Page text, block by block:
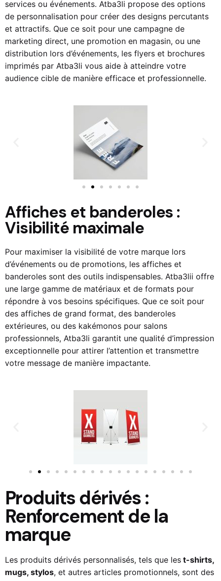
services ou événements. Atba3li propose des options
de personnalisation pour créer des designs percutants
et attractifs. Que ce soit pour une campagne de
marketing direct, une promotion en magasin, ou une
distribution lors d’événements, les flyers et brochures
imprimés par Atba3li vous aide à atteindre votre
audience cible de manière efficace et professionnelle.
Affiches et banderoles :
Visibilité maximale
Pour maximiser la visibilité de votre marque lors
d’événements ou de promotions, les affiches et
banderoles sont des outils indispensables. Atba3lii offre
une large gamme de matériaux et de formats pour
répondre à vos besoins spécifiques. Que ce soit pour
des affiches de grand format, des banderoles
extérieures, ou des kakémonos pour salons
professionnels, Atba3li garantit une qualité d’impression
exceptionnelle pour attirer l’attention et transmettre
votre message de manière impactante.
Produits dérivés :
Renforcement de la
marque
Les produits dérivés personnalisés, tels que les t-shirts,
mugs, stylos, et autres articles promotionnels, sont des